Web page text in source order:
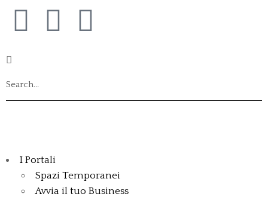
I Portali
Spazi Temporanei
Avvia il tuo Business